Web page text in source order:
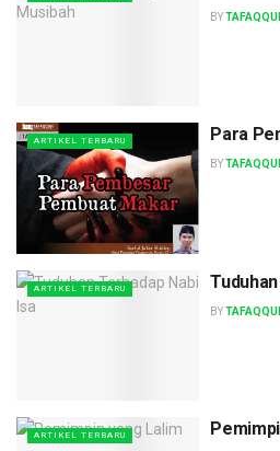
BY
ARTIKEL TERBARU Para
BY
ARTIKEL TERBARU
BY
ARTIKEL TERBARU